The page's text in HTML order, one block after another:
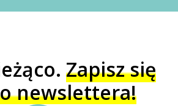
Zapisz się
newslettera!